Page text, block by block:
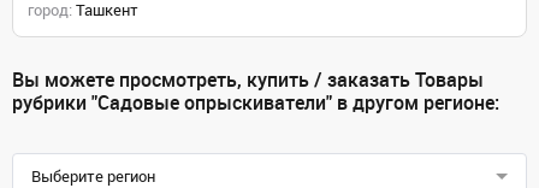
город: Ташкент
Вы можете просмотреть, купить / заказать Товары
рубрики "Садовые опрыскиватели" в другом регионе:
Выберите регион